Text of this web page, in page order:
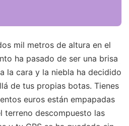
mil metros de altura en el
ha pasado de ser una brisa
la cara y la niebla ha decidido
de tus propias botas. Tienes
euros están empapadas
terreno descompuesto las